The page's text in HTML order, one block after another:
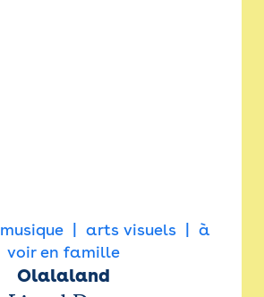
musique arts visuels
à
voir en famille
Olalaland